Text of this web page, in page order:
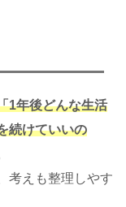
1年後どんな生活
続けていいの
考えも整理しやす